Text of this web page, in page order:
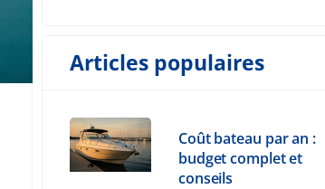
Articles populaires
Coût bateau par an :
budget complet et
conseils